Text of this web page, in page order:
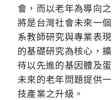
會，而以老年為導向
將是台灣社會未來一
系教師研究與專業表
的基礎研究為核心，
待以先進的基因體及
未來的老年問題提供
技產業之升級。